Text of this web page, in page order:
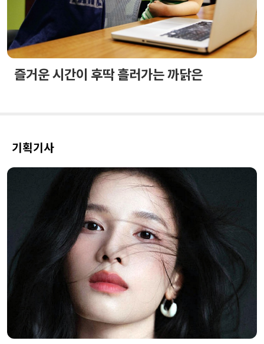
즐거운 시간이 후딱 흘러가는 까닭은
기획기사